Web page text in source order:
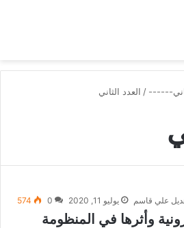
/ العدد الثاني
علي قاسم يوليو 11, 2020 0
574
وأثرها في المنظومة